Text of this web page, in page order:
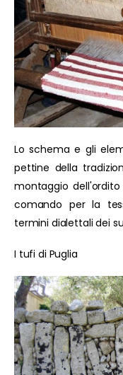
Lo schema e gli
pettine della
montaggio
comando per la
termini dialettali dei
I tufi di Puglia